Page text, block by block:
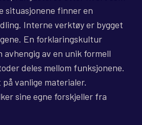
situasjonene finner en
Interne verktøy er bygget
En forklaringskultur
av en unik formell
deles mellom funksjonene.
vanlige materialer.
sine egne forskjeller fra